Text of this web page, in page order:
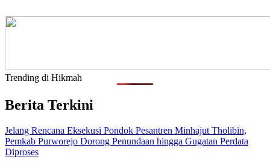
Trending di Hikmah
Berita Terkini
Jelang Rencana Eksekusi Pondok Pesantren Minhajut Tholibin,
Pemkab Purworejo Dorong Penundaan hingga Gugatan Perdata
Diproses